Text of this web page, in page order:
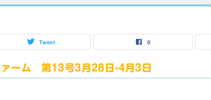
Tweet 0
ァーム 第13号3月28日-4月3日